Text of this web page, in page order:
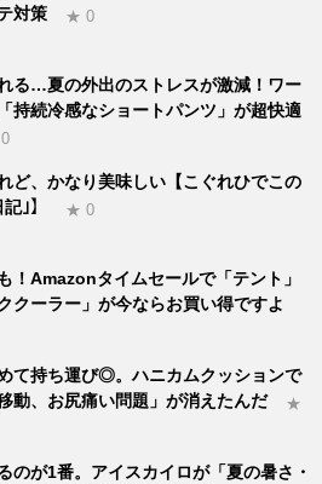
対策
★ 0
る…夏の外出のストレスが激減！ワー
持続冷感なショートパンツ」が超快適
ど、かなり美味しい【こぐれひでこの
｣】
★ 0
！Amazonタイムセールで「テント」
クーラー」が今ならお買い得ですよ
て持ち運び◎。ハニカムクッションで
動、お尻痛い問題」が消えたんだ
★
のが1番。アイスカイロが「夏の暑さ・